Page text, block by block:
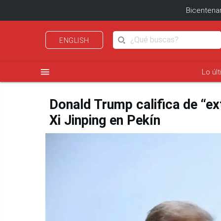
ENGLISH
menu Lo
Donald Trump califica de
Xi Jinping en Pekín